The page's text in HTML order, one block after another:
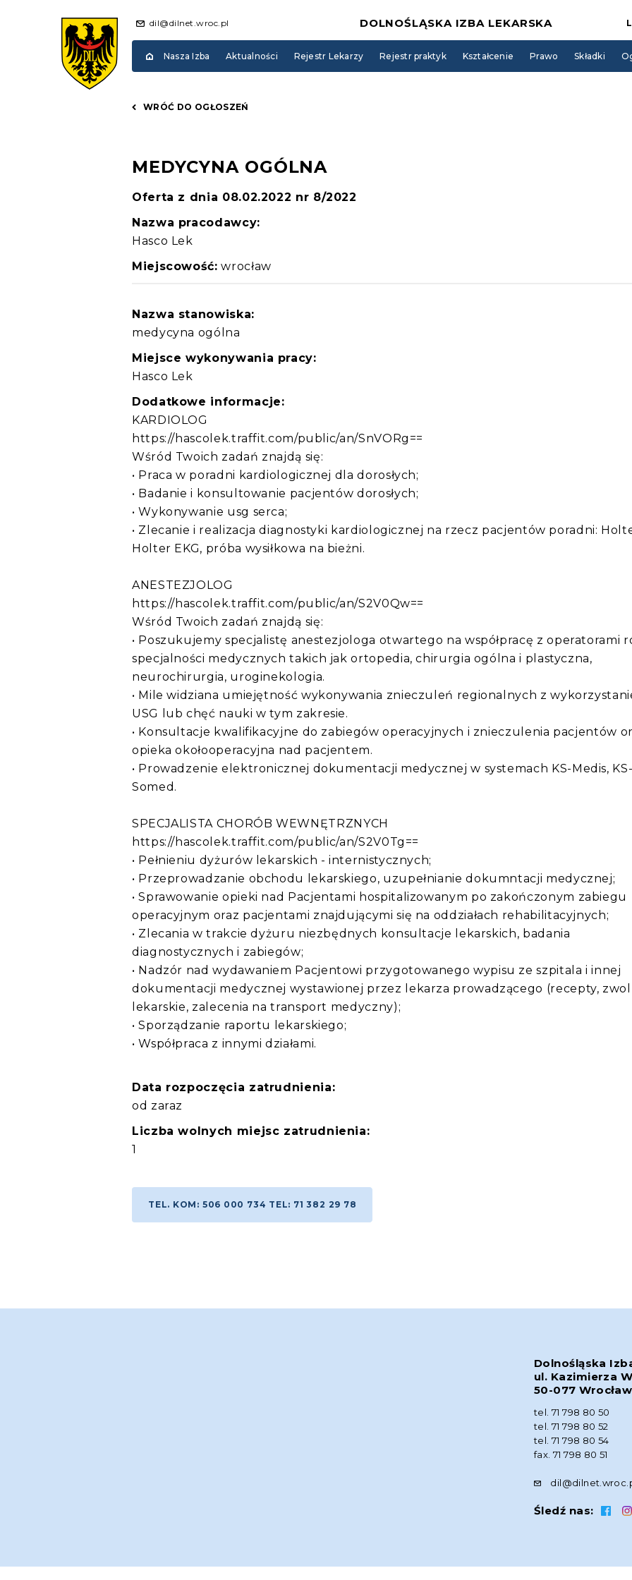
dil@dilnet.wroc.pl DOLNOŚLĄSKA IZBA LEKARSKA
Nasza Izba Aktualności Rejestr Lekarzy Rejestr praktyk Kształcenie Prawo Składki
WRÓĆ DO OGŁOSZEŃ
MEDYCYNA OGÓLNA
Oferta z dnia 08.02.2022 nr 8/2022
Nazwa pracodawcy:
Hasco Lek
Miejscowość: wrocław
Nazwa stanowiska:
medycyna ogólna
Miejsce wykonywania pracy:
Hasco Lek
Dodatkowe informacje:
KARDIOLOG
https://hascolek.traffit.com/public/an/SnVORg==
Wśród Twoich zadań znajdą się:
• Praca w poradni kardiologicznej dla dorosłych;
• Badanie i konsultowanie pacjentów dorosłych;
• Wykonywanie usg serca;
• Zlecanie i realizacja diagnostyki kardiologicznej na rzecz pacjentów poradni:
Holter EKG, próba wysiłkowa na bieżni.
ANESTEZJOLOG
https://hascolek.traffit.com/public/an/S2V0Qw==
Wśród Twoich zadań znajdą się:
• Poszukujemy specjalistę anestezjologa otwartego na współpracę z operatorami
specjalności medycznych takich jak ortopedia, chirurgia ogólna i plastyczna,
neurochirurgia, uroginekologia.
• Mile widziana umiejętność wykonywania znieczuleń regionalnych z
USG lub chęć nauki w tym zakresie.
• Konsultacje kwalifikacyjne do zabiegów operacyjnych i znieczulenia pacjentów
opieka okołooperacyjna nad pacjentem.
• Prowadzenie elektronicznej dokumentacji medycznej w systemach KS-Medis, KS-
Somed.
SPECJALISTA CHORÓB WEWNĘTRZNYCH
https://hascolek.traffit.com/public/an/S2V0Tg==
• Pełnieniu dyżurów lekarskich - internistycznych;
• Przeprowadzanie obchodu lekarskiego, uzupełnianie dokumntacji medycznej;
• Sprawowanie opieki nad Pacjentami hospitalizowanym po zakończonym zabiegu
operacyjnym oraz pacjentami znajdującymi się na oddziałach rehabilitacyjnych;
• Zlecania w trakcie dyżuru niezbędnych konsultacje lekarskich, badania
diagnostycznych i zabiegów;
• Nadzór nad wydawaniem Pacjentowi przygotowanego wypisu ze szpitala i innej
dokumentacji medycznej wystawionej przez lekarza prowadzącego (recepty,
lekarskie, zalecenia na transport medyczny);
• Sporządzanie raportu lekarskiego;
• Współpraca z innymi działami.
Data rozpoczęcia zatrudnienia:
od zaraz
Liczba wolnych miejsc zatrudnienia:
1
TEL. KOM: 506 000 734 TEL: 71 382 29 78
Dolnośląska
ul. Kazimierza
50-077 Wrocław
tel. 71 798 80 50
tel. 71 798 80 52
tel. 71 798 80 54
fax. 71 798 80 51
Śledź nas: